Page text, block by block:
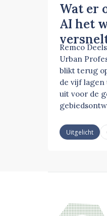
Wat er
AI het
Remco
Urban
blikt terug
de vijf
uit voor de
Uitgelicht